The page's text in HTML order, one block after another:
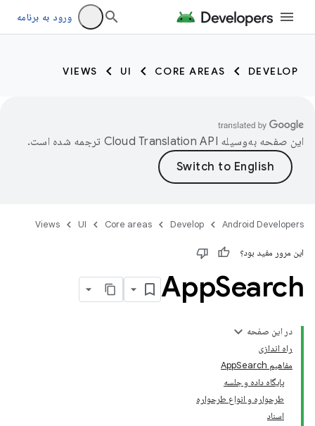
ورود به برنامه
DEVELOP
CORE AREAS
UI
VIEWS
این صفحه به‌وسیله ترجمه شده است.
Android Developers
Develop
Core areas
UI
Views
این مرور مفید بود؟
AppSearch
در این صفحه
راه اندازی
مفاهیم AppSearch
پایگاه داده و جلسه
طرحواره و انواع طرحواره
اسناد